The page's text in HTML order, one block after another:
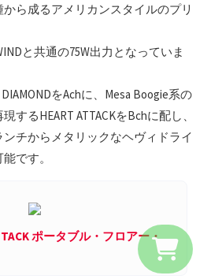
から成るアメリカンスタイルのプリ
と共通の75W出力となっていま
をAchに、Mesa Boogie系の
するHEART ATTACKをBchに配し、
チからメタリックなヘヴィドライ
です。
ポータブル・フロアー・